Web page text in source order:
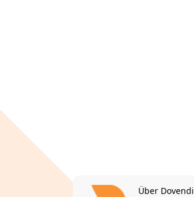
Über Dovendi